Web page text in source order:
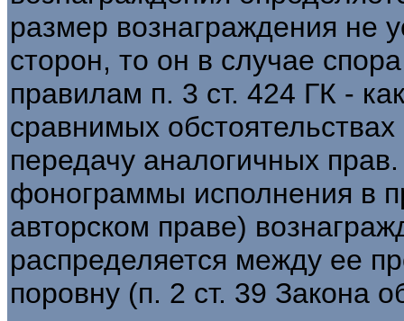
размер вознаграждения не
сторон, то он в случае
правилам п. 3 ст. 424 ГК -
сравнимых
передачу аналогичных
фонограммы исполнения в
авторском праве)
распределяется между ее
поровну (п. 2 ст. 39 Закона